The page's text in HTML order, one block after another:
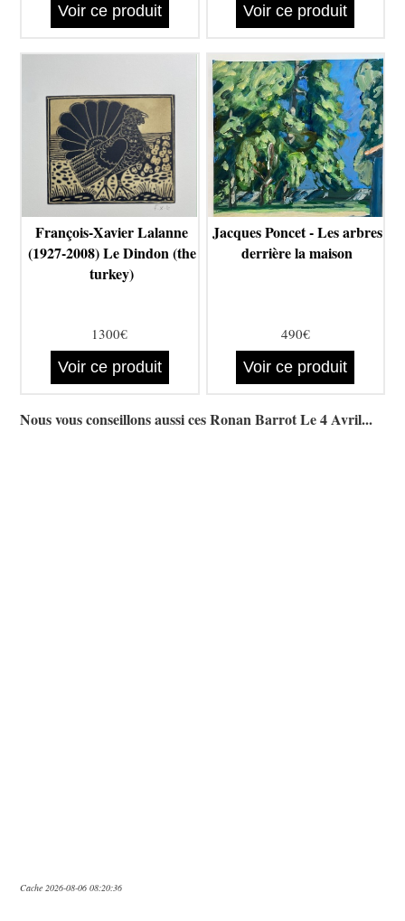
Voir ce produit
Voir ce produit
François-Xavier Lalanne
(1927-2008) Le Dindon (the
turkey)
1300€
Voir ce produit
Jacques Poncet - Les arbres
derrière la maison
490€
Voir ce produit
Nous vous conseillons aussi ces Ronan Barrot Le 4 Avril...
Cache 2026-08-06 08:20:36